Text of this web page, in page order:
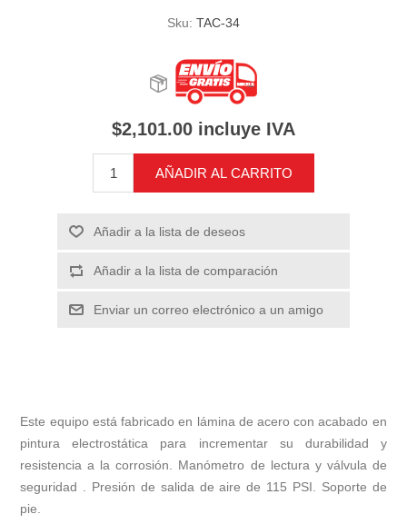
Sku: TAC-34
$2,101.00 incluye IVA
AÑADIR AL CARRITO
Añadir a la lista de deseos
Añadir a la lista de comparación
Enviar un correo electrónico a un amigo
Este equipo está fabricado en lámina de acero con acabado en
pintura electrostática para incrementar su durabilidad y
resistencia a la corrosión. Manómetro de lectura y válvula de
seguridad . Presión de salida de aire de 115 PSI. Soporte de
pie.